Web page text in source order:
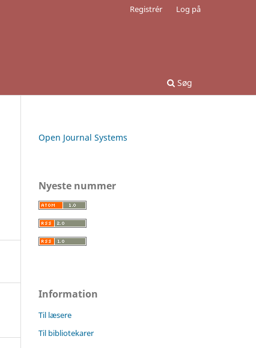
Søg
Registrér Log på
Open Journal Systems
Nyeste nummer
Information
Til læsere
Til bibliotekarer